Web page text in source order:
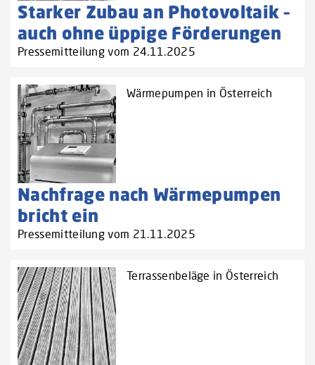
Starker Zubau an Photovoltaik –
auch ohne üppige Förderungen
Pressemitteilung vom 24.11.2025
Wärmepumpen in Österreich
Nachfrage nach Wärmepumpen
bricht ein
Pressemitteilung vom 21.11.2025
Terrassenbeläge in Österreich